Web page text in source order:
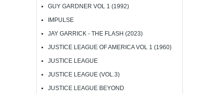
GUY GARDNER VOL 1 (1992)
IMPULSE
JAY GARRICK - THE FLASH (2023)
JUSTICE LEAGUE OF AMERICA VOL 1 (1960)
JUSTICE LEAGUE
JUSTICE LEAGUE (VOL.3)
JUSTICE LEAGUE BEYOND